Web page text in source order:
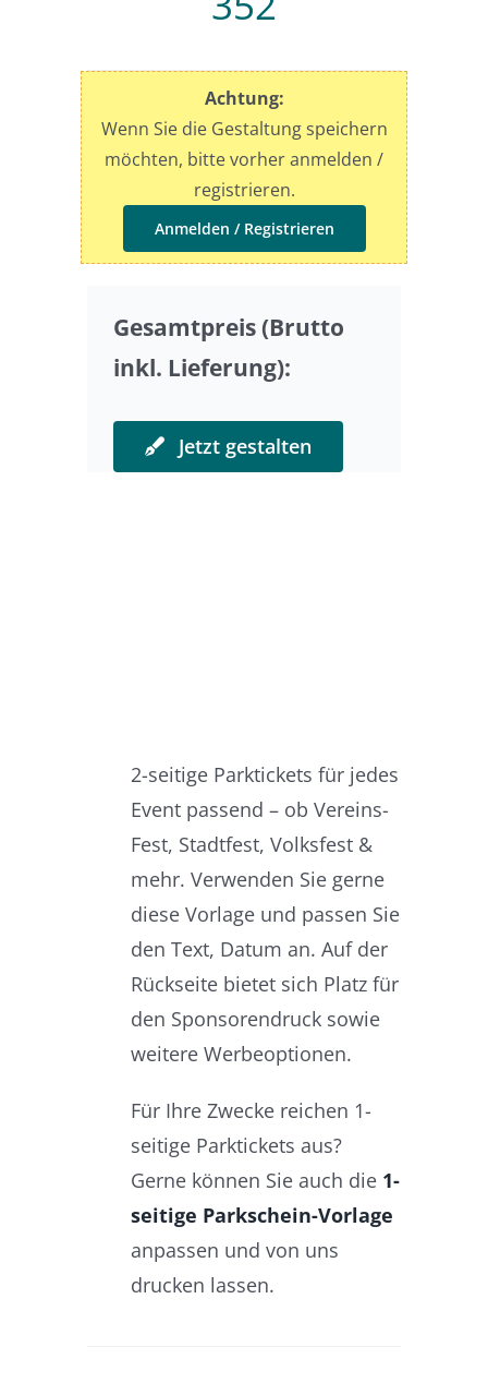
Sonderwünsche
Achtung:
Wenn Sie die Gestaltung speichern
möchten, bitte vorher anmelden /
registrieren.
Anmelden / Registrieren
2-seitige Parktickets für jedes
Event passend – ob Vereins-
Fest, Stadtfest, Volksfest &
mehr. Verwenden Sie gerne
diese Vorlage und passen Sie
den Text, Datum an. Auf der
Rückseite bietet sich Platz für
den Sponsorendruck sowie
weitere Werbeoptionen.
Für Ihre Zwecke reichen 1-
seitige Parktickets aus?
Gerne können Sie auch die 1-
seitige Parkschein-Vorlage
anpassen und von uns
drucken lassen.
Gesamtpreis (Brutto
inkl. Lieferung):
Jetzt gestalten